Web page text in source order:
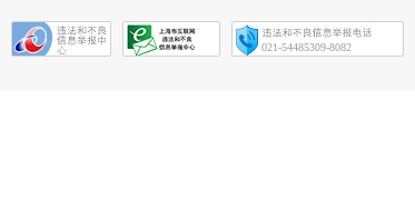
021-54485309-8082